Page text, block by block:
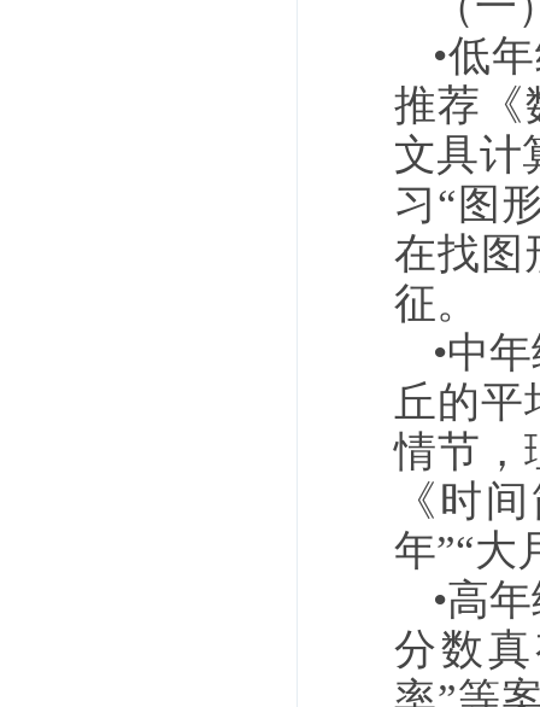
•低
推荐《
文具计
习“图
在找图
征。
•中
丘的平
情节，
《时
年”“大
•高
分数